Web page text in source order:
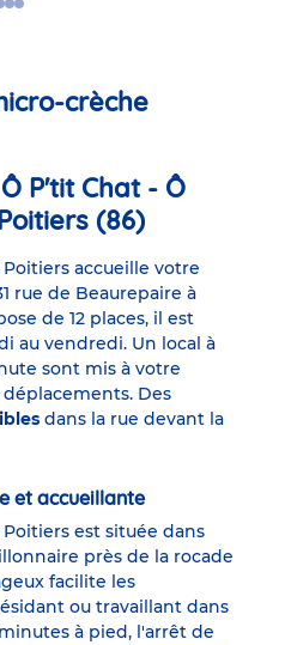
Go
GoGo
crèche
P'tit Chat - Ô
(86)
accueille votre
rue de Beaurepaire à
de 12 places, il est
au vendredi. Un local à
sont mis à votre
Des
dans la rue devant la
et accueillante
est située dans
près de la rocade
facilite les
ou travaillant dans
à pied, l'arrêt de